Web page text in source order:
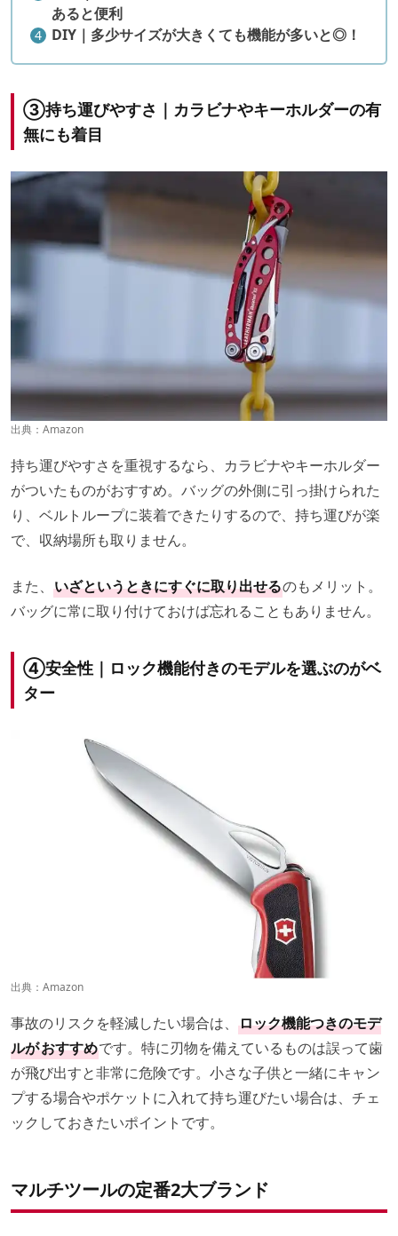
あると便利
DIY｜ 多少サイズが大きくても機能が多いと◎！
③持ち運びやすさ｜カラビナやキーホルダーの有
無にも着目
出典： Amazon
持ち運びやすさを重視するなら、カラビナやキーホルダー
がついたものがおすすめ。バッグの外側に引っ掛けられた
り、ベルトループに装着できたりするので、持ち運びが楽
で、収納場所も取りません。
また、 いざというときにすぐに取り出せるのもメリット。
バッグに常に取り付けておけば忘れることもありません。
④安全性｜ロック機能付きのモデルを選ぶのがベ
ター
出典： Amazon
事故のリスクを軽減したい場合は、 ロック機能つきのモデ
ルがおすすめです。特に刃物を備えているものは誤って歯
が飛び出すと非常に危険です。小さな子供と一緒にキャン
プする場合やポケットに入れて持ち運びたい場合は、チェ
ックしておきたいポイントです。
マルチツールの定番2大ブランド